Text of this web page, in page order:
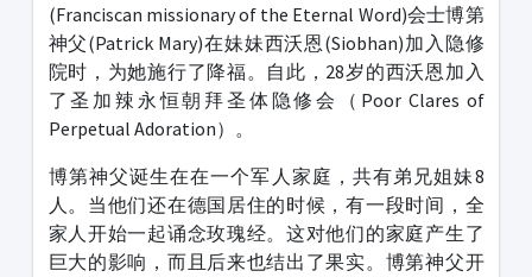
(Franciscan missionary of the Eternal Word)会士博第
神父(Patrick Mary)在妹妹西沃恩(Siobhan)加入隐修
院时，为她施行了降福。自此，28岁的西沃恩加入
了圣加辣永恒朝拜圣体隐修会（Poor Clares of
Perpetual Adoration）。
博第神父诞生在在一个军人家庭，共有弟兄姐妹8
人。当他们还在德国居住的时候，有一段时间，全
家人开始一起诵念玫瑰经。这对他们的家庭产生了
巨大的影响，而且后来也结出了果实。博第神父开